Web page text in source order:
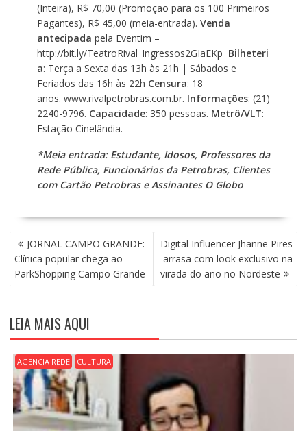
(Inteira), R$ 70,00 (Promoção para os 100 Primeiros
Pagantes), R$ 45,00 (meia-entrada). Venda
antecipada pela Eventim –
http://bit.ly/TeatroRival_Ingressos2GIaEKp Bilheteri
a: Terça a Sexta das 13h às 21h | Sábados e
Feriados das 16h às 22h Censura: 18
anos. www.rivalpetrobras.com.br. Informações: (21)
2240-9796. Capacidade: 350 pessoas. Metrô/VLT:
Estação Cinelândia.
*Meia entrada: Estudante, Idosos, Professores da
Rede Pública, Funcionários da Petrobras, Clientes
com Cartão Petrobras e Assinantes O Globo
N
A
V
E
A
Ç
Ã
O
D
E
P
O
JORNAL CAMPO GRANDE:
Clínica popular chega ao
ParkShopping Campo Grande
Digital Influencer Jhanne Pires
arrasa com look exclusivo na
virada do ano no Nordeste
LEIA MAIS AQUI
AGENCIA REDE CULTURA